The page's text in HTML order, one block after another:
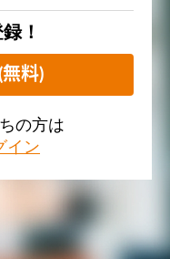
！
料)
の方は
イン